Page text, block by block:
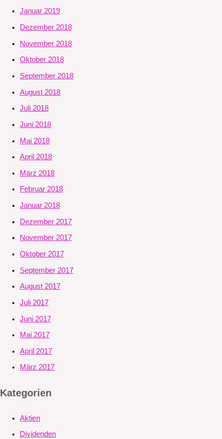
Januar 2019
Dezember 2018
November 2018
Oktober 2018
September 2018
August 2018
Juli 2018
Juni 2018
Mai 2018
April 2018
März 2018
Februar 2018
Januar 2018
Dezember 2017
November 2017
Oktober 2017
September 2017
August 2017
Juli 2017
Juni 2017
Mai 2017
April 2017
März 2017
Kategorien
Aktien
Dividenden